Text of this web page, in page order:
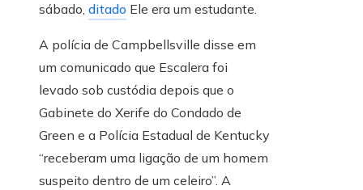
sábado, ditado Ele era um estudante.
A polícia de Campbellsville disse em
um comunicado que Escalera foi
levado sob custódia depois que o
Gabinete do Xerife do Condado de
Green e a Polícia Estadual de Kentucky
“receberam uma ligação de um homem
suspeito dentro de um celeiro”. A